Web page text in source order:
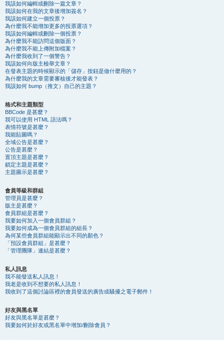
我該如何編輯或刪除一篇文章？
我該如何在我的文章後增加簽名？
我該如何建立一個投票？
為什麼我不能增加更多的投票選項？
我該如何編輯或刪除一個投票？
為什麼我不能訪問這個版面？
為什麼我不能上傳附加檔案？
為什麼我收到了一個警告？
我該如何向版主檢舉文章？
在發表主題的時候顯示的「儲存」按鈕是做什麼用的？
為什麼我的文章需要審核後才能發表？
我該如何 bump（推文）自己的主題？
格式和主題類型
BBCode 是甚麼？
我可以使用 HTML 語法嗎？
表情符號是甚麼？
我能貼圖嗎？
全域公告是甚麼？
公告是甚麼？
置頂主題是甚麼？
鎖定主題是甚麼？
主題圖示是甚麼？
會員等級和群組
管理員是甚麼？
版主是甚麼？
會員群組是甚麼？
我要如何加入一個會員群組？
我要如何成為一個會員群組的組長？
為何某些會員群組能顯示出不同的顏色？
「預設會員群組」是甚麼？
「管理團隊」連結是甚麼？
私人訊息
我不能發送私人訊息！
我老是收到不想要的私人訊息！
我收到了這個討論區裡的會員發送的廣告或騷擾之電子郵件！
好友與黑名單
好友與黑名單是甚麼？
我要如何於好友或黑名單中增加/刪除會員？